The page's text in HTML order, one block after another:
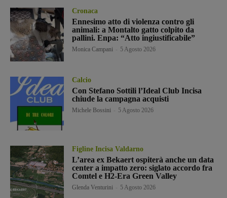
Cronaca
Ennesimo atto di violenza contro gli
animali: a Montalto gatto colpito da
pallini. Enpa: “Atto ingiustificabile”
Monica Campani 5 Agosto 2026
Calcio
Con Stefano Sottili l’Ideal Club Incisa
chiude la campagna acquisti
Michele Bossini 5 Agosto 2026
Figline Incisa Valdarno
L’area ex Bekaert ospiterà anche un data
center a impatto zero: siglato accordo fra
Comtel e H2-Era Green Valley
Glenda Venturini 5 Agosto 2026